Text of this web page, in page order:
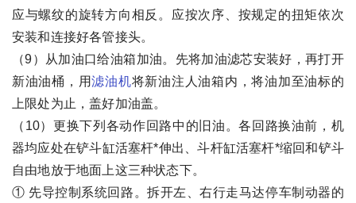
应与螺纹的旋转方向相反。应按次序、按规定的扭矩依次
安装和连接好各管接头。
（9）从加油口给油箱加油。先将加油滤芯安装好，再打开
新油油桶，用滤油机将新油注人油箱内，将油加至油标的
上限处为止，盖好加油盖。
（10）更换下列各动作回路中的旧油。各回路换油前，机
器均应处在铲斗缸活塞杆*伸出、斗杆缸活塞杆*缩回和铲斗
自由地放于地面上这三种状态下。
① 先导控制系统回路。拆开左、右行走马达停车制动器的